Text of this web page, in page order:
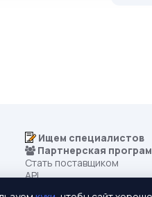
Ищем специалистов
Партнерская
Стать поставщиком
API